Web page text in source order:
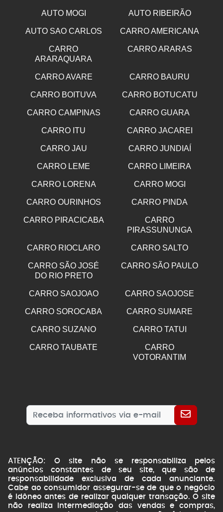
AUTO MOGI AUTO RIBEIRÃO
AUTO SAO CARLOS CARRO AMERICANA
CARRO
ARARAQUARA
CARRO ARARAS
CARRO AVARE CARRO BAURU
CARRO BOITUVA CARRO BOTUCATU
CARRO CAMPINAS CARRO GUARA
CARRO ITU CARRO JACAREI
CARRO JAU CARRO JUNDIAÍ
CARRO LEME CARRO LIMEIRA
CARRO LORENA CARRO MOGI
CARRO OURINHOS CARRO PINDA
CARRO PIRACICABA
CARRO
PIRASSUNUNGA
CARRO RIOCLARO CARRO SALTO
CARRO SÃO JOSÉ
DO RIO PRETO
CARRO SÃO PAULO
CARRO SAOJOAO CARRO SAOJOSE
CARRO SOROCABA CARRO SUMARE
CARRO SUZANO CARRO TATUI
CARRO TAUBATE
CARRO
VOTORANTIM
ATENÇÃO: O site não se responsabiliza pelos
anúncios constantes de seu site, que são de
responsabilidade exclusiva de cada anunciante.
Cabe ao consumidor assegurar-se de que o negócio
é idôneo antes de realizar qualquer transação. O site
não realiza intermediação das vendas e compras,